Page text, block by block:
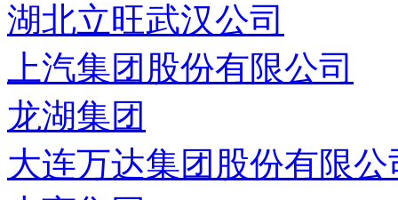
湖北立旺武汉公司
上汽集团股份有限公司
龙湖集团
大连万达集团股份有限公